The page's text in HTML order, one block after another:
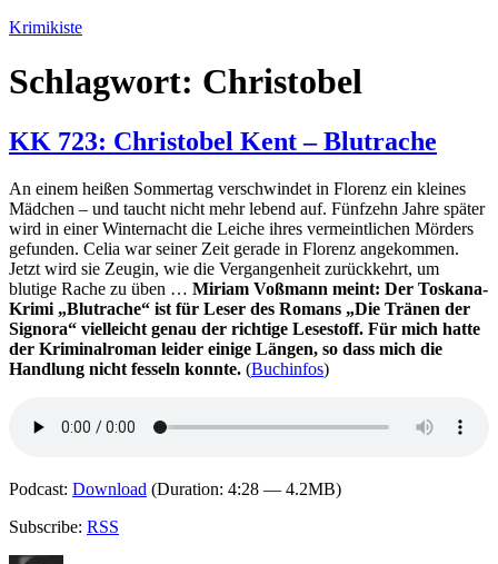
Zum
springen
Krimikiste
Schlagwort: Christobel
KK 723: Christobel Kent – Blutrache
An einem heißen Sommertag verschwindet in Florenz ein kleines
Mädchen – und taucht nicht mehr lebend auf. Fünfzehn Jahre später
wird in einer Winternacht die Leiche ihres vermeintlichen Mörders
gefunden. Celia war seiner Zeit gerade in Florenz angekommen.
Jetzt wird sie Zeugin, wie die Vergangenheit zurückkehrt, um
blutige Rache zu üben … Miriam Voßmann meint: Der Toskana-
Krimi „Blutrache“ ist für Leser des Romans „Die Tränen der
Signora“ vielleicht genau der richtige Lesestoff. Für mich hatte
der Kriminalroman leider einige Längen, so dass mich die
Handlung nicht fesseln konnte. (Buchinfos)
Podcast: Download (Duration: 4:28 — 4.2MB)
Subscribe: RSS